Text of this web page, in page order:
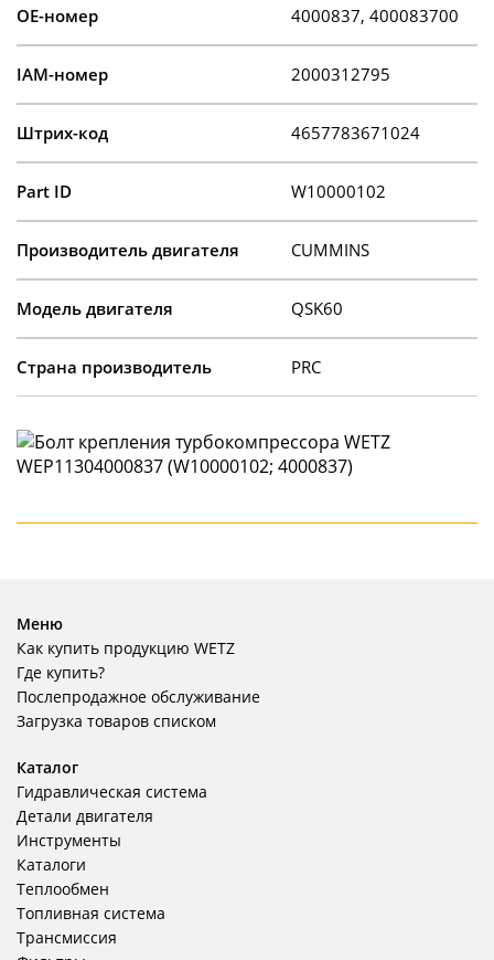
OE-номер 4000837, 400083700
IAM-номер 2000312795
Штрих-код 4657783671024
Part ID W10000102
Производитель двигателя CUMMINS
Модель двигателя QSK60
Страна производитель PRC
Меню
Как купить продукцию WETZ
Где купить?
Послепродажное обслуживание
Загрузка товаров списком
Каталог
Гидравлическая система
Детали двигателя
Инструменты
Каталоги
Теплообмен
Топливная система
Трансмиссия